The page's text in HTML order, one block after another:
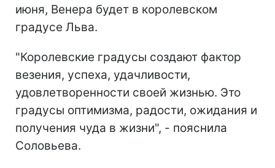
июня, Венера будет в королевском
градусе Льва.
"Королевские градусы создают фактор
везения, успеха, удачливости,
удовлетворенности своей жизнью. Это
градусы оптимизма, радости, ожидания и
получения чуда в жизни", - пояснила
Соловьева.